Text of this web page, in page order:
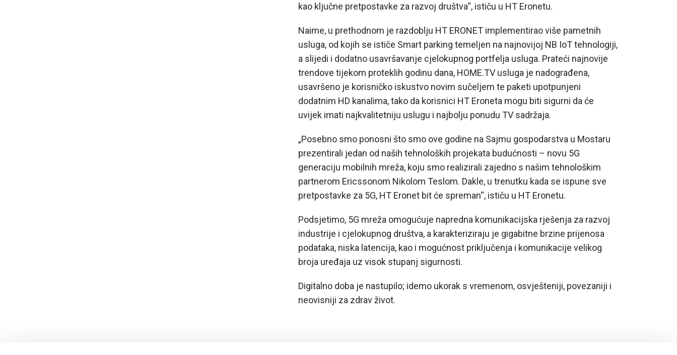
kao ključne pretpostavke za razvoj društva“, ističu u HT Eronetu.
Naime, u prethodnom je razdoblju HT ERONET implementirao više pametnih
usluga, od kojih se ističe Smart parking temeljen na najnovijoj NB IoT tehnologiji,
a slijedi i dodatno usavršavanje cjelokupnog portfelja usluga. Prateći najnovije
trendove tijekom proteklih godinu dana, HOME.TV usluga je nadograđena,
usavršeno je korisničko iskustvo novim sučeljem te paketi upotpunjeni
dodatnim HD kanalima, tako da korisnici HT Eroneta mogu biti sigurni da će
uvijek imati najkvalitetniju uslugu i najbolju ponudu TV sadržaja.
„Posebno smo ponosni što smo ove godine na Sajmu gospodarstva u Mostaru
prezentirali jedan od naših tehnoloških projekata budućnosti – novu 5G
generaciju mobilnih mreža, koju smo realizirali zajedno s našim tehnološkim
partnerom Ericssonom Nikolom Teslom. Dakle, u trenutku kada se ispune sve
pretpostavke za 5G, HT Eronet bit će spreman“, ističu u HT Eronetu.
Podsjetimo, 5G mreža omogućuje napredna komunikacijska rješenja za razvoj
industrije i cjelokupnog društva, a karakteriziraju je gigabitne brzine prijenosa
podataka, niska latencija, kao i mogućnost priključenja i komunikacije velikog
broja uređaja uz visok stupanj sigurnosti.
Digitalno doba je nastupilo; idemo ukorak s vremenom, osvješteniji, povezaniji i
neovisniji za zdrav život.